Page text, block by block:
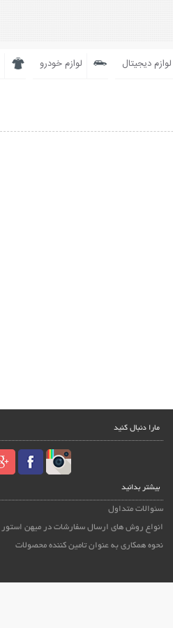
لوازم دیجیتال لوازم خودرو
مارا دنبال کنید
بیشتر بدانید
سئوالات متداول
انواع روش های ارسال سفارشات در میهن استور
نحوه همکاری به عنوان تامین کننده محصولات